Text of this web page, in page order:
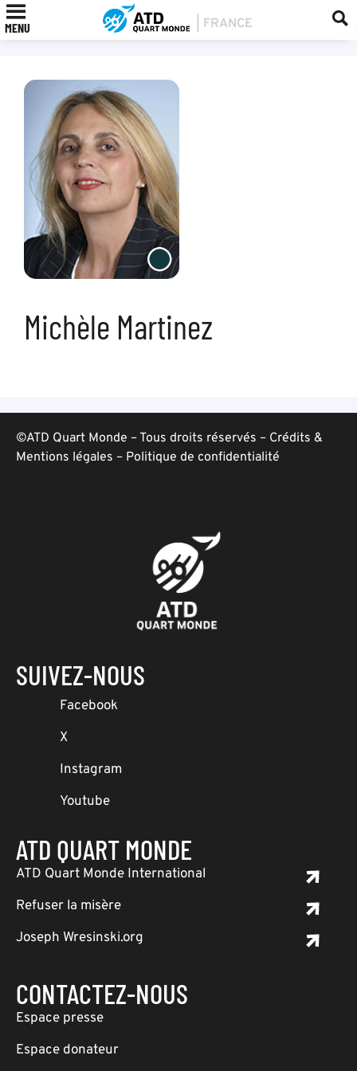
MENU
Michèle Martinez
©ATD Quart Monde – Tous droits réservés – Crédits &
Mentions légales – Politique de confidentialité
SUIVEZ-NOUS
Facebook
X
Instagram
Youtube
ATD QUART MONDE
ATD Quart Monde International
Refuser la misère
Joseph Wresinski.org
CONTACTEZ-NOUS
Espace presse
Espace donateur